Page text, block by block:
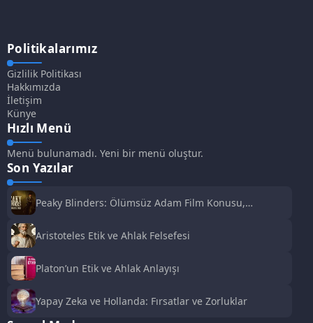
Politikalarımız
Gizlilik Politikası
Hakkımızda
İletişim
Künye
Hızlı Menü
Menü bulunamadı. Yeni bir menü oluştur.
Son Yazılar
Peaky Blinders: Ölümsüz Adam Film Konusu,
Aristoteles Etik ve Ahlak Felsefesi
Platon’un Etik ve Ahlak Anlayışı
Yapay Zeka ve Hollanda: Fırsatlar ve Zorluklar